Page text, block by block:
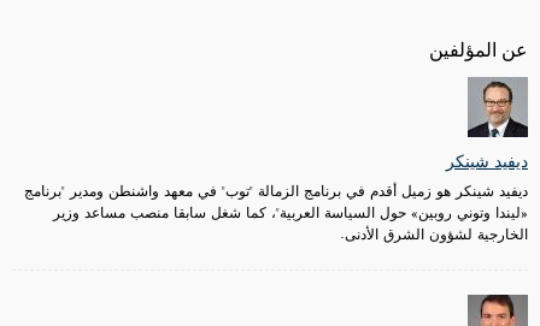
عن المؤلفين
ديفيد شينكر
ديفيد شينكر هو زميل أقدم في برنامج الزمالة "توب" في معهد واشنطن ومدير "برنامج
«ليندا وتوني روبين» حول السياسة العربية"، كما شغل سابقا منصب مساعد وزير
الخارجية لشؤون الشرق الأدنى.